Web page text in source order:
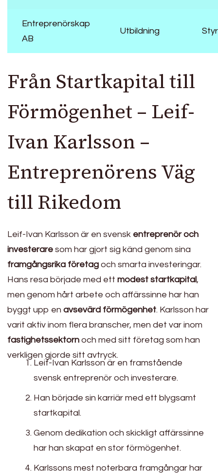
Entreprenörskap
AB
Utbildning
Från Startkapital till
Förmögenhet – Leif-
Ivan Karlsson –
Entreprenörens Väg
till Rikedom
Leif-Ivan Karlsson är en svensk entreprenör och
investerare som har gjort sig känd genom sina
framgångsrika företag och smarta investeringar.
Hans resa började med ett modest startkapital,
men genom hårt arbete och affärssinne har han
byggt upp en avsevärd förmögenhet. Karlsson har
varit aktiv inom flera branscher, men det var inom
fastighetssektorn och med sitt företag som han
verkligen gjorde sitt avtryck.
Leif-Ivan Karlsson är en framstående
svensk entreprenör och investerare.
Han började sin karriär med ett blygsamt
startkapital.
Genom dedikation och skickligt affärssinne
har han skapat en stor förmögenhet.
Karlssons mest noterbara framgångar har